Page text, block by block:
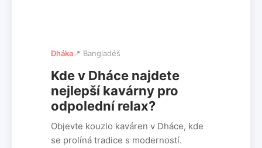
Dháka📍 Bangladéš
Kde v Dháce najdete
nejlepší kavárny pro
odpolední relax?
Objevte kouzlo kaváren v Dháce, kde
se prolíná tradice s moderností.